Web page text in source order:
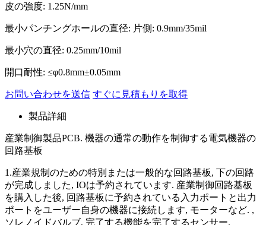
皮の強度: 1.25N/mm
最小パンチングホールの直径: 片側: 0.9mm/35mil
最小穴の直径: 0.25mm/10mil
開口耐性: ≤φ0.8mm±0.05mm
お問い合わせを送信 すぐに見積もりを取得
製品詳細
産業制御製品PCB. 機器の通常の動作を制御する電気機器の
回路基板
1.産業規制のための特別または一般的な回路基板, 下の回路
が完成しました, IOは予約されています. 産業制御回路基板
を購入した後, 回路基板に予約されている入力ポートと出力
ポートをユーザー自身の機器に接続します, モーターなど. ,
ソレノイドバルブ, 完了する機能を完了するセンサー.